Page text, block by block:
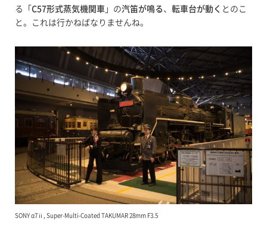
る「 C57形式蒸気機関車 」の汽笛が鳴る 、 転車台が動く とのこ
と。これは行かねばなりませんね。
SONY α7ⅱ, Super-Multi-Coated TAKUMAR 28mm F3.5